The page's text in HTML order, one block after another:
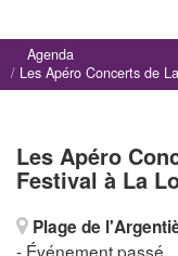
Agenda
Les Apéro Concerts de
Les Apéro
Festival à La
Plage de
- Événement passé